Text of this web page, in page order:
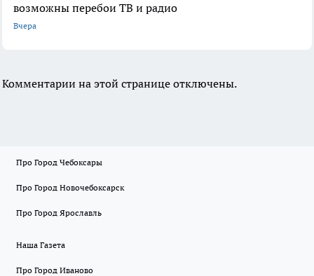
возможны перебои ТВ и радио
Вчера
Комментарии на этой странице отключены.
Про Город Чебоксары
Про Город Новочебоксарск
Про Город Ярославль
Наша Газета
Про Город Иваново